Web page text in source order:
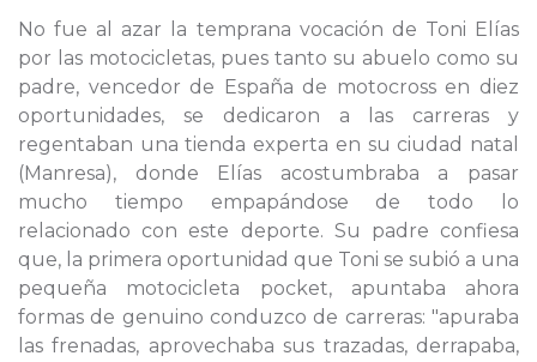
No fue al azar la temprana vocación de Toni Elías
por las motocicletas, pues tanto su abuelo como su
padre, vencedor de España de motocross en diez
oportunidades, se dedicaron a las carreras y
regentaban una tienda experta en su ciudad natal
(Manresa), donde Elías acostumbraba a pasar
mucho tiempo empapándose de todo lo
relacionado con este deporte. Su padre confiesa
que, la primera oportunidad que Toni se subió a una
pequeña motocicleta pocket, apuntaba ahora
formas de genuino conduzco de carreras: "apuraba
las frenadas, aprovechaba sus trazadas, derrapaba,